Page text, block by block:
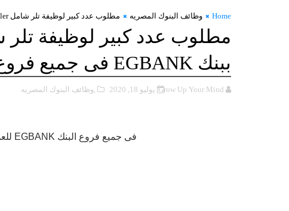
Home وظائف البنوك المصريه مطلوب عدد كبير لوظيفة تلر شامل universal teller للعمل ببنك EGBANK فى جميع فروع البنك
ببنك EGBANK فى جميع فروع البنك
Grow Up Your Mind يوليو 18, 2020 ,وظائف البنوك المصريه
مطلوب عدد كبير لوظيفة تلر شامل universal teller للعمل ببنك EGBANK فى جميع فروع البنك